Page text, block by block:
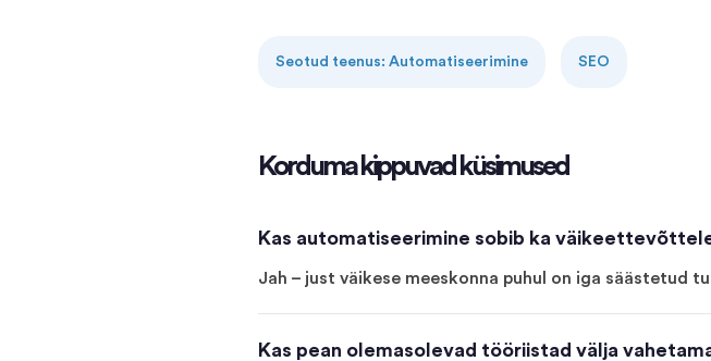
Seotud teenus: Automatiseerimine SEO
Korduma kippuvad küsimused
Kas automatiseerimine sobib ka
Jah – just väikese meeskonna puhul on iga säästetud
Kas pean olemasolevad tööriistad välja